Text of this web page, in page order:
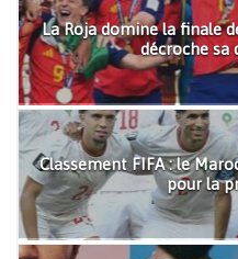
La Roja domine la finale
décroche sa
Classement FIFA : le
pour la